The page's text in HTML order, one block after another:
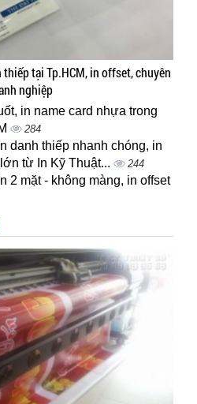
tại Tp.HCM, in offset, chuyên
nghiệp
in name card nhựa trong
284
danh thiếp nhanh chóng, in
từ In Kỹ Thuật...
244
2 mặt - không màng, in offset